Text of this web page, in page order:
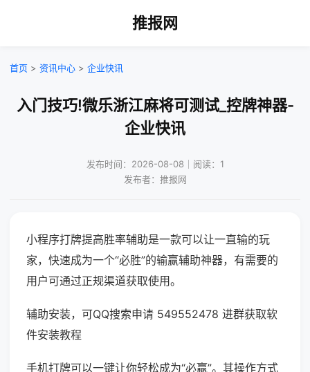
推报网
首页 > 资讯中心 > 企业快讯
入门技巧!微乐浙江麻将可测试_控牌神器-
企业快讯
发布时间：2026-08-08｜阅读：1
发布者：推报网
小程序打牌提高胜率辅助是一款可以让一直输的玩
家，快速成为一个“必胜”的输赢辅助神器，有需要的
用户可通过正规渠道获取使用。
辅助安装，可QQ搜索申请 549552478 进群获取软
件安装教程
手机打牌可以一键让你轻松成为“必赢”。其操作方式